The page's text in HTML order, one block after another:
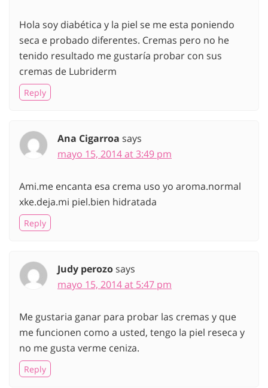
Hola soy diabética y la piel se me esta poniendo
seca e probado diferentes. Cremas pero no he
tenido resultado me gustaría probar con sus
cremas de Lubriderm
Reply
Ana Cigarroa says
mayo 15, 2014 at 3:49 pm
Ami.me encanta esa crema uso yo aroma.normal
xke.deja.mi piel.bien hidratada
Reply
Judy perozosays
mayo 15, 2014 at 5:47 pm
Me gustaria ganar para probar las cremas y que
me funcionen como a usted, tengo la piel reseca y
no me gusta verme ceniza.
Reply